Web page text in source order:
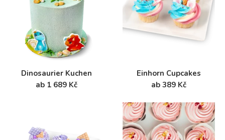
Dinosaurier Kuchen
ab 1 689 Kč
Einhorn Cupcakes
ab 389 Kč